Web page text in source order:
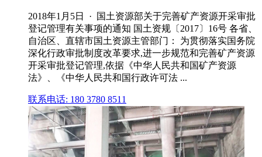
2018年1月5日 · 国土资源部关于完善矿产资源开采审批
登记管理有关事项的通知 国土资规〔2017〕16号 各省、
自治区、直辖市国土资源主管部门： 为贯彻落实国务院
深化行政审批制度改革要求,进一步规范和完善矿产资源
开采审批登记管理,依据《中华人民共和国矿产资源
法》、《中华人民共和国行政许可法 ...
联系电话: 180 3780 8511